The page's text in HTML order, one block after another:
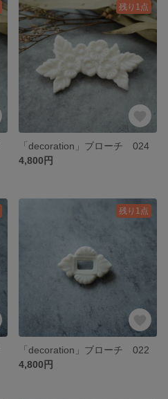
残り1点
「decoration」ブローチ 024
4,800円
残り1点
「decoration」ブローチ 022
4,800円